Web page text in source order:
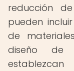
reducción
pueden
de
diseño de